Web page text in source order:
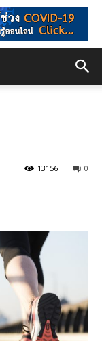
0
13156